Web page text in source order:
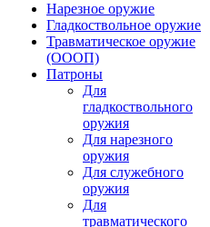
Нарезное оружие
Гладкоствольное оружие
Травматическое оружие
(ОООП)
Патроны
Для
гладкоствольного
оружия
Для нарезного
оружия
Для служебного
оружия
Для
травматического